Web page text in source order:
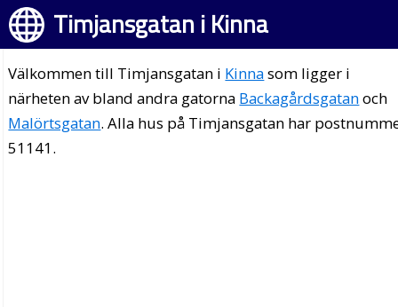
Timjansgatan i Kinna
Välkommen till Timjansgatan i Kinnasom ligger i
närheten av bland andra gatorna Backagårdsgatanoch
Malörtsgatan. Alla hus på Timjansgatan har
51141.